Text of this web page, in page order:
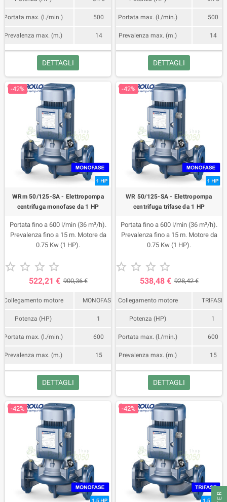
Portata max. (l./min.) 500
Prevalenza max. (m.) 14
DETTAGLI
Portata max. (l./min.) 500
Prevalenza max. (m.) 14
DETTAGLI
-42%
WRm 50/125-SA - Elettropompa
centrifuga monofase da 1 HP
Portata fino a 600 l/min (36 m³/h).
Prevalenza fino a 15 m. Motore da
0.75 Kw (1 HP).
   
522,21 € 900,36 €
Collegamento motore MONOFASE
Potenza (HP) 1
Portata max. (l./min.) 600
Prevalenza max. (m.) 15
DETTAGLI
-42%
WR 50/125-SA - Elettropompa
centrifuga trifase da 1 HP
Portata fino a 600 l/min (36 m³/h).
Prevalenza fino a 15 m. Motore da
0.75 Kw (1 HP).
   
538,48 € 928,42 €
Collegamento motore TRIFASE
Potenza (HP) 1
Portata max. (l./min.) 600
Prevalenza max. (m.) 15
DETTAGLI
-42% -42%